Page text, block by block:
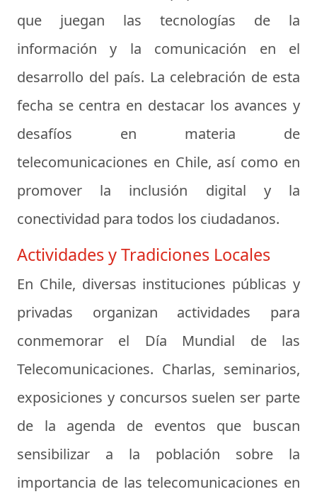
que juegan las tecnologías de la
información y la comunicación en el
desarrollo del país. La celebración de esta
fecha se centra en destacar los avances y
desafíos en materia de
telecomunicaciones en Chile, así como en
promover la inclusión digital y la
conectividad para todos los ciudadanos.
Actividades y Tradiciones Locales
En Chile, diversas instituciones públicas y
privadas organizan actividades para
conmemorar el Día Mundial de las
Telecomunicaciones. Charlas, seminarios,
exposiciones y concursos suelen ser parte
de la agenda de eventos que buscan
sensibilizar a la población sobre la
importancia de las telecomunicaciones en